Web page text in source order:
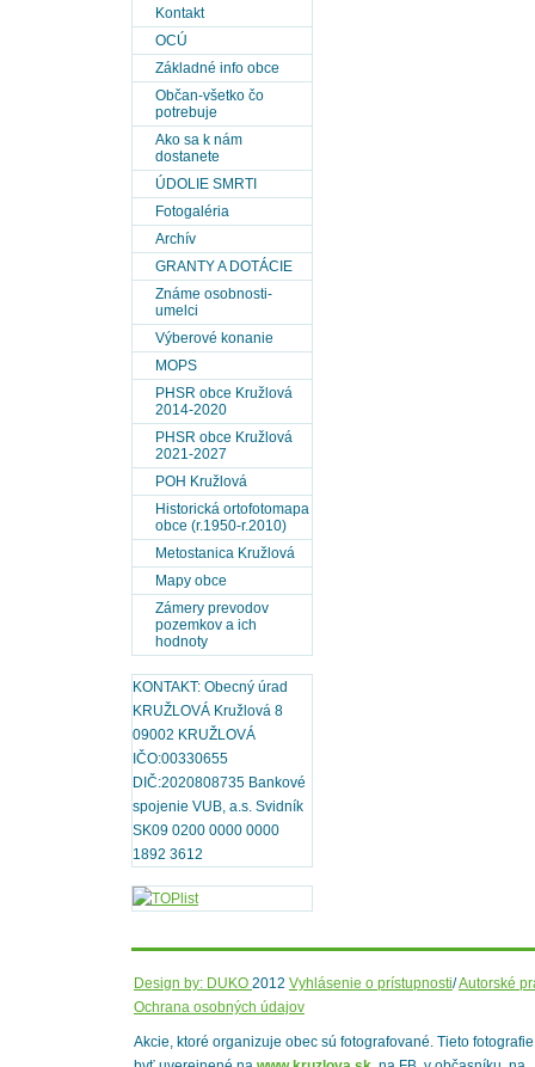
Kontakt
OCÚ
Základné info obce
Občan-všetko čo
potrebuje
Ako sa k nám
dostanete
ÚDOLIE SMRTI
Fotogaléria
Archív
GRANTY A DOTÁCIE
Známe osobnosti-
umelci
Výberové konanie
MOPS
PHSR obce Kružlová
2014-2020
PHSR obce Kružlová
2021-2027
POH Kružlová
Historická ortofotomapa
obce (r.1950-r.2010)
Metostanica Kružlová
Mapy obce
Zámery prevodov
pozemkov a ich
hodnoty
KONTAKT: Obecný úrad
KRUŽLOVÁ Kružlová 8
09002 KRUŽLOVÁ
IČO:00330655
DIČ:2020808735 Bankové
spojenie VUB, a.s. Svidník
SK09 0200 0000 0000
1892 3612
Design by: DUKO 2012 Vyhlásenie o prístupnosti/Autorské
Ochrana osobných údajov
Akcie, ktoré organizuje obec sú fotografované. Tieto